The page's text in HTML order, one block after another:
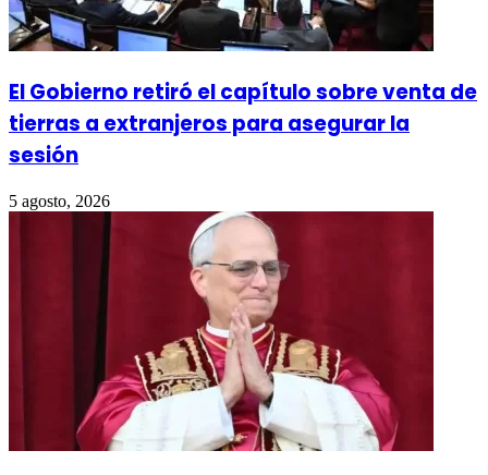
El Gobierno retiró el capítulo sobre venta de
tierras a extranjeros para asegurar la
sesión
5 agosto, 2026